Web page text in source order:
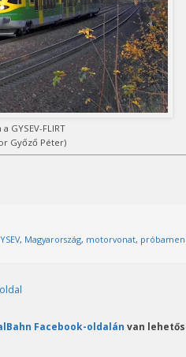
GYSEV-FLIRT
Győző Péter)
, Magyarország, motorvonat,
Facebook-oldalán van